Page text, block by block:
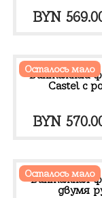
BYN
Осталось мало
Винтажный
Castel с
BYN
Осталось мало
Винтажная
двумя